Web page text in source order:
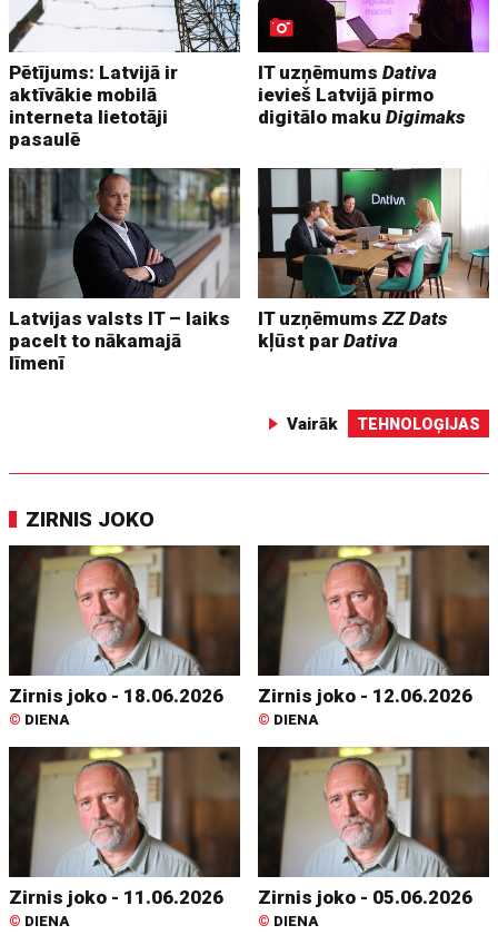
Pētījums: Latvijā ir
aktīvākie mobilā
interneta lietotāji
pasaulē
IT uzņēmumsDativa
ievieš Latvijā pirmo
digitālo makuDigimaks
Latvijas valsts IT – laiks
pacelt to nākamajā
līmenī
IT uzņēmumsZZ Dats
kļūst parDativa
Vairāk TEHNOLOĢIJAS
ZIRNIS JOKO
Zirnis joko - 18.06.2026
© DIENA
Zirnis joko - 12.06.2026
© DIENA
Zirnis joko - 11.06.2026
© DIENA
Zirnis joko - 05.06.2026
© DIENA